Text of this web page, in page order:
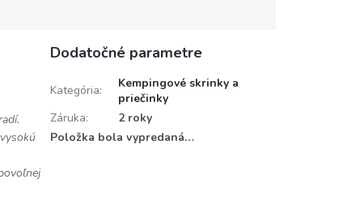
Dodatočné parametre
Kategória:
Kempingové skrinky a
priečinky
Záruka:
2 roky
Položka bola vypredaná…